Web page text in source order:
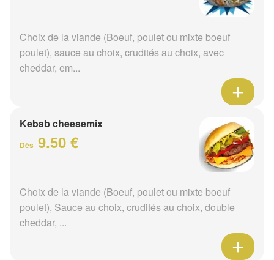
Choix de la viande (Boeuf, poulet ou mixte boeuf
poulet), sauce au choix, crudités au choix, avec
cheddar, em...
Kebab cheesemix
Dès 9.50 €
Choix de la viande (Boeuf, poulet ou mixte boeuf
poulet), Sauce au choix, crudités au choix, double
cheddar, ...